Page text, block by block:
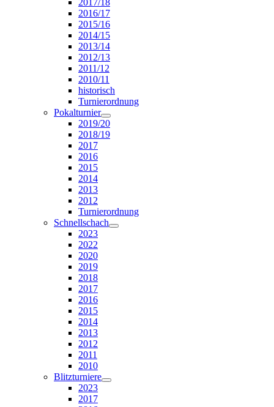
2017/18
2016/17
2015/16
2014/15
2013/14
2012/13
2011/12
2010/11
historisch
Turnierordnung
Pokalturnier
2019/20
2018/19
2017
2016
2015
2014
2013
2012
Turnierordnung
Schnellschach
2023
2022
2020
2019
2018
2017
2016
2015
2014
2013
2012
2011
2010
Blitzturniere
2023
2017